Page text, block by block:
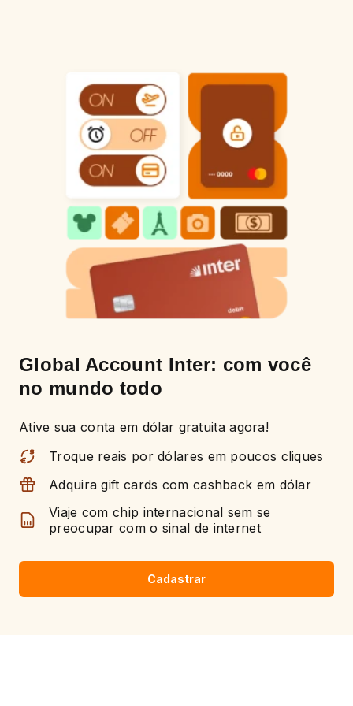
Global Account Inter: com você
no mundo todo
Ative sua conta em dólar gratuita agora!
Troque reais por dólares em poucos cliques
Adquira gift cards com cashback em dólar
Viaje com chip internacional sem se
preocupar com o sinal de internet
Cadastrar